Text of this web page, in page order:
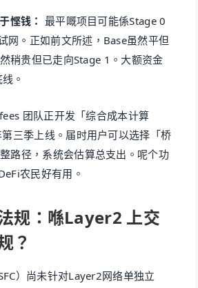
悭钱： 最平嘅项目可能係Stage 0
网。正如前文所述，Base虽然平但
稍贵但已走向Stage 1。大额资金
。
团队正开发「综合成本计算
三季上线。届时用户可以选择「桥
路径，系统会估算总支出。呢个功
农民好有用。
规：喺Layer2 上交
？
）尚未针对Layer2网络单独立